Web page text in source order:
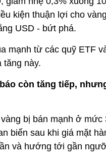
kiện thuận lợi cho
USD - bứt phá.
mạnh từ các quỹ ETF
tăng này.
còn tăng tiếp,
bị bán mạnh ở mức
biến sau khi giá mặt
và hướng tới gần